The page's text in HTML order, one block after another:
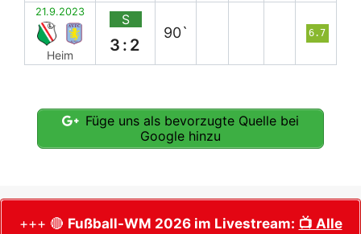
21.9.2023
Heim
S
3:2
90` 6.7
Füge uns als bevorzugte Quelle bei
Google hinzu
+++ 🔴 Fußball-WM 2026 im Livestream: 📺 Alle